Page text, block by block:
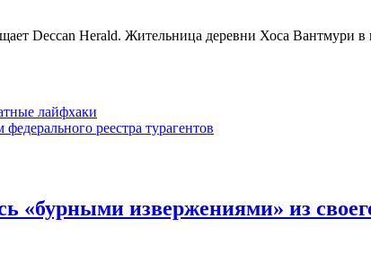
Deccan Herald. Жительница деревни Хоса Вантмури в
лайфхаки
реестра турагентов
«бурными извержениями» из